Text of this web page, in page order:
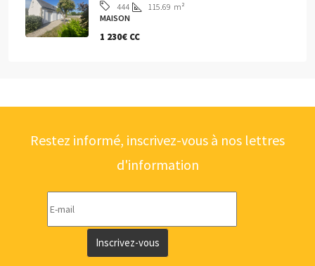
444 115.69 m²
MAISON
1 230€ CC
Restez informé, inscrivez-vous à nos lettres
d'information
Inscrivez-vous